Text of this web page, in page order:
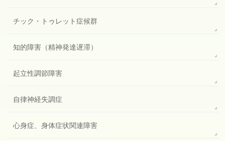
チック・トゥレット症候群
知的障害（精神発達遅滞）
起立性調節障害
自律神経失調症
心身症、身体症状関連障害